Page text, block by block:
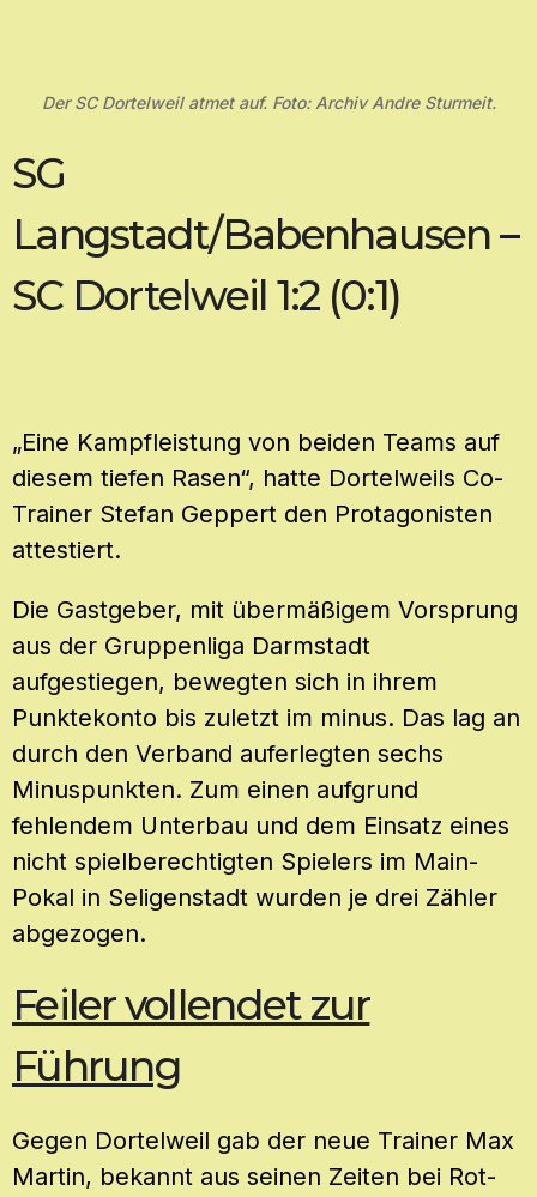
Der SC Dortelweil atmet auf. Foto: Archiv Andre Sturmeit.
SG
Langstadt/Babenhausen –
SC Dortelweil 1:2 (0:1)
„Eine Kampfleistung von beiden Teams auf
diesem tiefen Rasen“, hatte Dortelweils Co-
Trainer Stefan Geppert den Protagonisten
attestiert.
Die Gastgeber, mit übermäßigem Vorsprung
aus der Gruppenliga Darmstadt
aufgestiegen, bewegten sich in ihrem
Punktekonto bis zuletzt im minus. Das lag an
durch den Verband auferlegten sechs
Minuspunkten. Zum einen aufgrund
fehlendem Unterbau und dem Einsatz eines
nicht spielberechtigten Spielers im Main-
Pokal in Seligenstadt wurden je drei Zähler
abgezogen.
Feiler vollendet zur
Führung
Gegen Dortelweil gab der neue Trainer Max
Martin, bekannt aus seinen Zeiten bei Rot-